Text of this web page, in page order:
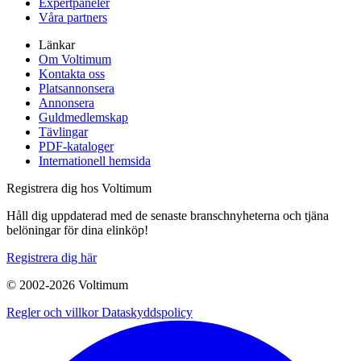
Expertpaneler
Våra partners
Länkar
Om Voltimum
Kontakta oss
Platsannonsera
Annonsera
Guldmedlemskap
Tävlingar
PDF-kataloger
Internationell hemsida
Registrera dig hos Voltimum
Håll dig uppdaterad med de senaste branschnyheterna och tjäna
belöningar för dina elinköp!
Registrera dig här
© 2002-2026 Voltimum
Regler och villkorDataskyddspolicy